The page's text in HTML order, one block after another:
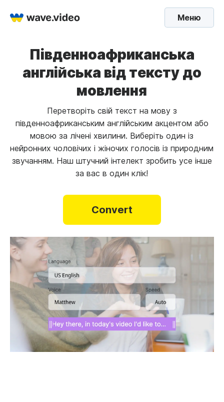
Меню
Південноафриканська
англійська від тексту до
мовлення
Перетворіть свій текст на мову з
південноафриканським англійським акцентом або
мовою за лічені хвилини. Виберіть один із
нейронних чоловічих і жіночих голосів із природним
звучанням. Наш штучний інтелект зробить усе інше
за вас в один клік!
Convert